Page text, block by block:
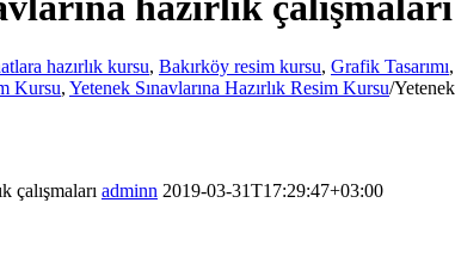
hazırlık kursu, Bakırköy resim kursu, Grafik Tasarımı,
Kursu, Yetenek Sınavlarına Hazırlık Resim Kursu/Yetenek
çalışmaları adminn 2019-03-31T17:29:47+03:00